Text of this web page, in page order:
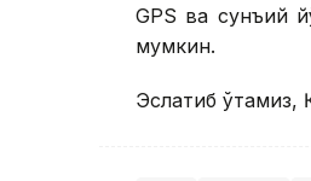
GPS ва сунъий
мумкин.
Эслатиб ўтамиз,